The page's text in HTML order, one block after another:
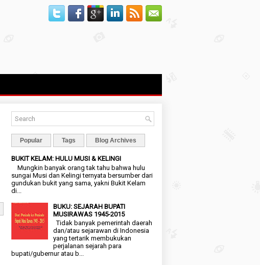
Popular Tags Blog Archives
BUKIT KELAM: HULU MUSI & KELINGI
Mungkin banyak orang tak tahu bahwa hulu
sungai Musi dan Kelingi ternyata bersumber dari
gundukan bukit yang sama, yakni Bukit Kelam
di...
BUKU: SEJARAH BUPATI
MUSIRAWAS 1945-2015
Tidak banyak pemerintah daerah
dan/atau sejarawan di Indonesia
yang tertarik membukukan
perjalanan sejarah para
bupati/gubernur atau b...